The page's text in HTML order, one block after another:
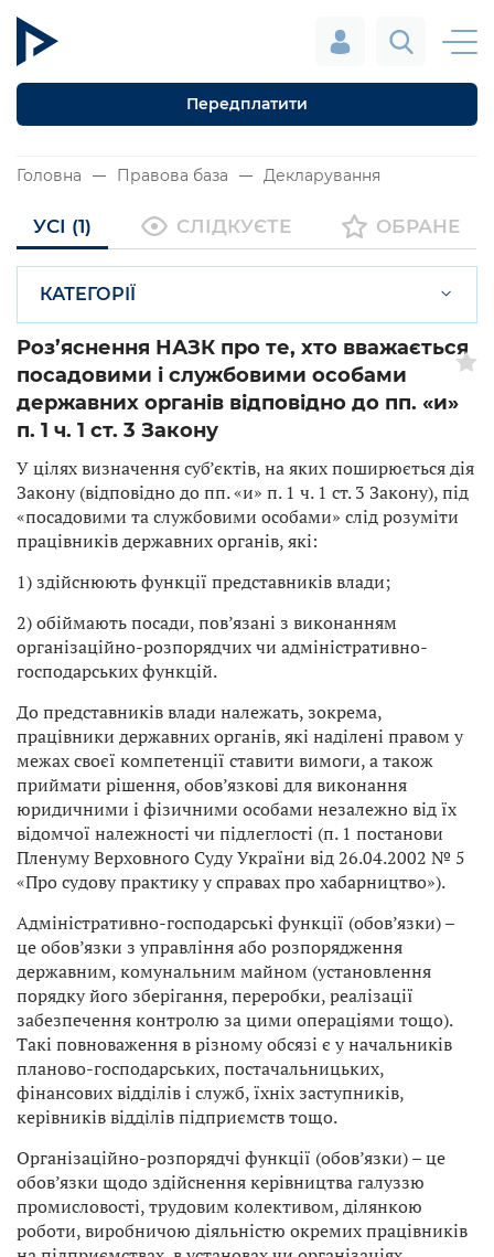
Передплатити
Головна Правова база Декларування
УСІ (1) СЛІДКУЄТЕ ОБРАНЕ
КАТЕГОРІЇ
Роз’яснення НАЗК про те, хто вважається
посадовими і службовими особами
державних органів відповідно до пп. «и»
п. 1 ч. 1 ст. 3 Закону
У цілях визначення суб’єктів, на яких поширюється дія
Закону (відповідно до пп. «и» п. 1 ч. 1 ст. 3 Закону), під
«посадовими та службовими особами» слід розуміти
працівників державних органів, які:
1) здійснюють функції представників влади;
2) обіймають посади, пов’язані з виконанням
організаційно-розпорядчих чи адміністративно-
господарських функцій.
До представників влади належать, зокрема,
працівники державних органів, які наділені правом у
межах своєї компетенції ставити вимоги, а також
приймати рішення, обов’язкові для виконання
юридичними і фізичними особами незалежно від їх
відомчої належності чи підлеглості (п. 1 постанови
Пленуму Верховного Суду України від 26.04.2002 № 5
«Про судову практику у справах про хабарництво»).
Адміністративно-господарські функції (обов’язки) –
це обов’язки з управління або розпорядження
державним, комунальним майном (установлення
порядку його зберігання, переробки, реалізації
забезпечення контролю за цими операціями тощо).
Такі повноваження в різному обсязі є у начальників
планово-господарських, постачальницьких,
фінансових відділів і служб, їхніх заступників,
керівників відділів підприємств тощо.
Організаційно-розпорядчі функції (обов’язки) – це
обов’язки щодо здійснення керівництва галуззю
промисловості, трудовим колективом, ділянкою
роботи, виробничою діяльністю окремих працівників